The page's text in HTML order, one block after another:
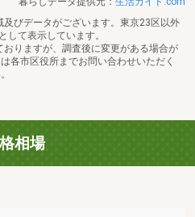
びデータがございます。東京23区以外
して表示しています。
りますが、調査後に変更がある場合が
各市区役所までお問い合わせいただく
相場